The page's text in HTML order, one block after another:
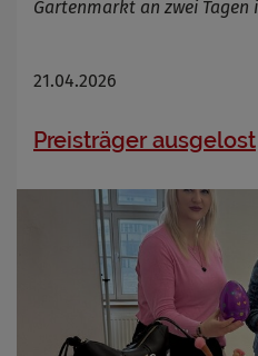
Gartenmarkt an zwei
21.04.2026
Preisträger ausgelost
Cookie Name